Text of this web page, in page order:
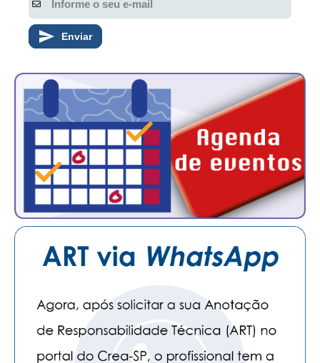
Enviar